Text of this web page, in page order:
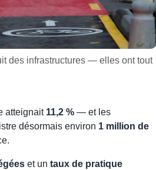
des infrastructures — elles ont tout
atteignait 11,2 %— et les
désormais environ 1 million de
et un taux de pratique